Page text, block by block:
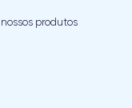
produtos